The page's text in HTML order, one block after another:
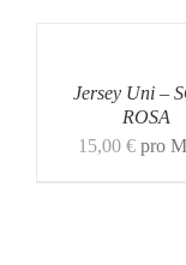
Jersey Uni –
ROSA
15,00 € pro